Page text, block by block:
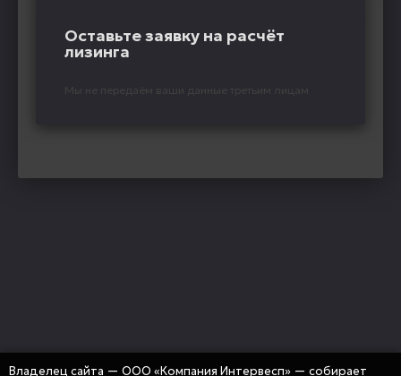
Оставьте заявку на расчёт
лизинга
Мы не передаём ваши данные третьим лицам
Владелец сайта — ООО «Компания Интервесп» — собирает